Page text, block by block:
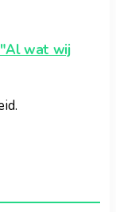
"Al wat wij